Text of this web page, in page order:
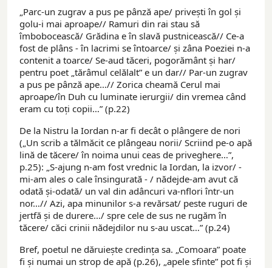
„Parc-un zugrav a pus pe pânză ape/ privești în gol și
golu-i mai aproape// Ramuri din rai stau să
îmbobocească/ Grădina e în slavă pustnicească// Ce-a
fost de plâns - în lacrimi se întoarce/ și zâna Poeziei n-a
contenit a toarce/ Se-aud tăceri, pogorământ și har/
pentru poet „tărâmul celălalt” e un dar// Par-un zugrav
a pus pe pânză ape…// Zorica cheamă Cerul mai
aproape/în Duh cu luminate ierurgii/ din vremea când
eram cu toți copii…” (p.22)
De la Nistru la Iordan n-ar fi decât o plângere de nori
(„Un scrib a tălmăcit ce plângeau norii/ Scriind pe-o apă
lină de tăcere/ în noima unui ceas de priveghere…”,
p.25): „S-ajung n-am fost vrednic la Iordan, la izvor/ -
mi-am ales o cale însingurată - / nădejde-am avut că
odată și-odată/ un val din adâncuri va-nflori într-un
nor…// Azi, apa minunilor s-a revărsat/ peste ruguri de
jertfă și de durere…/ spre cele de sus ne rugăm în
tăcere/ căci crinii nădejdilor nu s-au uscat…” (p.24)
Bref, poetul ne dăruiește credința sa. „Comoara” poate
fi și numai un strop de apă (p.26), „apele sfinte” pot fi și